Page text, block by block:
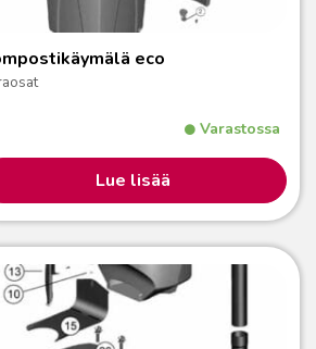
eco
Varastossa
Lue lisää